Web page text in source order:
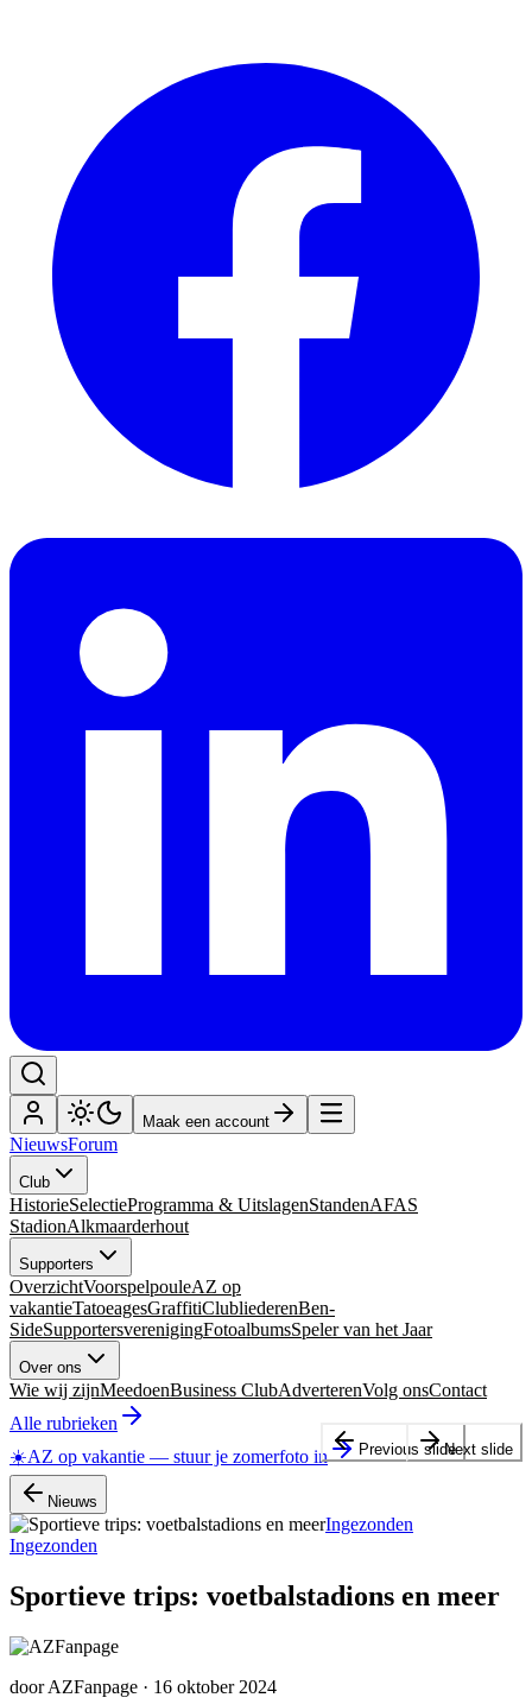
Maak een account
NieuwsForum
Club
HistorieSelectieProgramma & UitslagenStandenAFAS
StadionAlkmaarderhout
Supporters
OverzichtVoorspelpouleAZ op
vakantieTatoeagesGraffitiClubliederenBen-
SideSupportersverenigingFotoalbumsSpeler van het Jaar
Over ons
Wie wij zijnMeedoenBusiness ClubAdverterenVolg onsContact
Alle rubrieken
☀️AZ op vakantie — stuur je zomerfoto in
Nieuws
Ingezonden
Ingezonden
Sportieve trips: voetbalstadions en meer
door AZFanpage · 16 oktober 2024
Previous slideNext slide